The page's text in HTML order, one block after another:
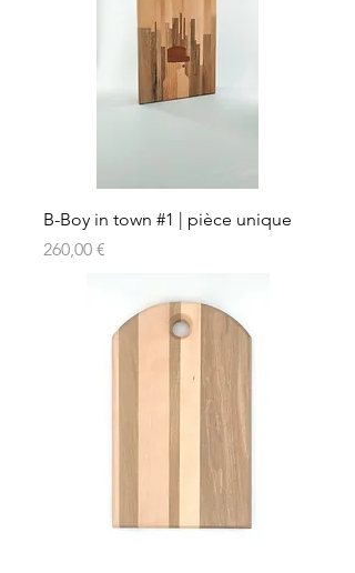
B-Boy in town #1 | pièce unique
Prix
260,00 €